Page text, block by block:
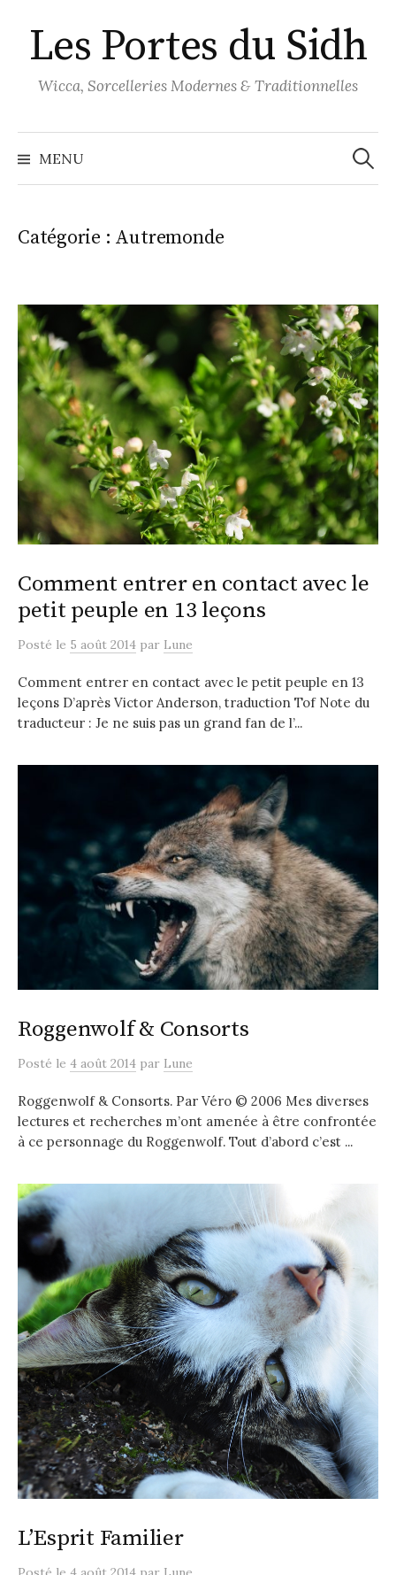
au
contenu
Les Portes du Sidh
Wicca, Sorcelleries Modernes & Traditionnelles
MENU
Catégorie : Autremonde
Comment entrer en contact avec le
petit peuple en 13 leçons
Posté le 5 août 2014 par Lune
Comment entrer en contact avec le petit peuple en 13
leçons D’après Victor Anderson, traduction Tof Note du
traducteur : Je ne suis pas un grand fan de l’...
Roggenwolf & Consorts
Posté le 4 août 2014 par Lune
Roggenwolf & Consorts. Par Véro © 2006 Mes diverses
lectures et recherches m’ont amenée à être confrontée
à ce personnage du Roggenwolf. Tout d’abord c’est ...
L’Esprit Familier